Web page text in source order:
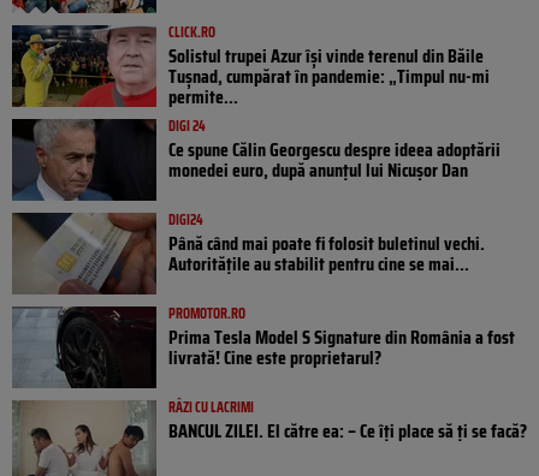
CLICK.RO
Solistul trupei Azur își vinde terenul din Băile
Tușnad, cumpărat în pandemie: „Timpul nu-mi
permite...
DIGI 24
Ce spune Călin Georgescu despre ideea adoptării
monedei euro, după anunțul lui Nicușor Dan
DIGI24
Până când mai poate fi folosit buletinul vechi.
Autoritățile au stabilit pentru cine se mai...
PROMOTOR.RO
Prima Tesla Model S Signature din România a fost
livrată! Cine este proprietarul?
RÂZI CU LACRIMI
BANCUL ZILEI. El către ea: – Ce îți place să ți se facă?